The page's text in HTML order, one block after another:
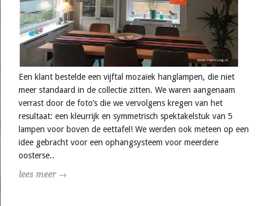
Een klant bestelde een vijftal mozaïek hanglampen, die niet
meer standaard in de collectie zitten. We waren aangenaam
verrast door de foto’s die we vervolgens kregen van het
resultaat: een kleurrijk en symmetrisch spektakelstuk van 5
lampen voor boven de eettafel! We werden ook meteen op een
idee gebracht voor een ophangsysteem voor meerdere
oosterse..
lees meer →